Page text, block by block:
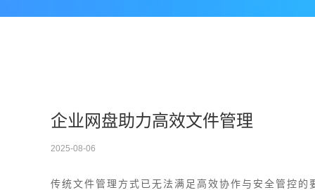
企业网盘助力高效文件管理
2025-08-06
传统文件管理方式已无法满足高效协作与安全管控的